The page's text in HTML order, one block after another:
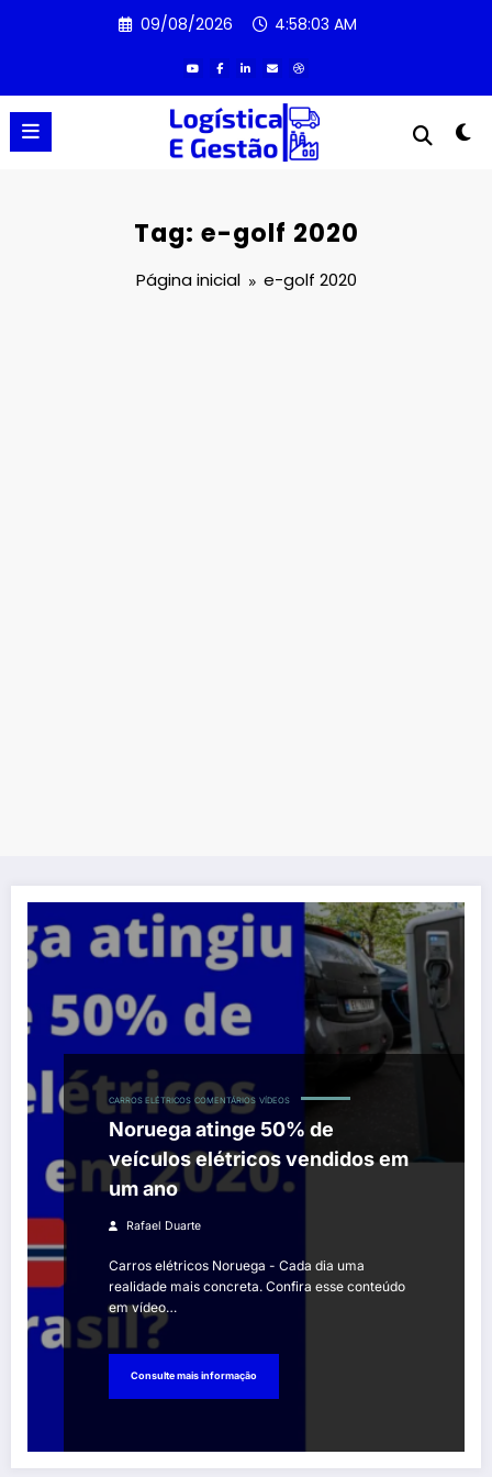
09/08/2026 4:58:03 AM
Tag: e-golf 2020
Página inicial e-golf 2020
CARROS ELÉTRICOS COMENTÁRIOS VÍDEOS
Noruega atinge 50% de
veículos elétricos vendidos em
um ano
Rafael Duarte
Carros elétricos Noruega - Cada dia uma
realidade mais concreta. Confira esse conteúdo
em vídeo…
Consulte mais informação